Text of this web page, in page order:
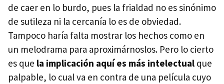
de caer en lo burdo, pues la frialdad no es sinónimo
de sutileza ni la cercanía lo es de obviedad.
Tampoco haría falta mostrar los hechos como en
un melodrama para aproximárnoslos. Pero lo cierto
es que la implicación aquí es más intelectual que
palpable, lo cual va en contra de una película cuyo